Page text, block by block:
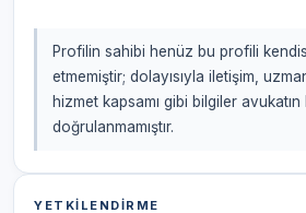
Profilin sahibi henüz bu profili
etmemiştir; dolayısıyla iletişim,
hizmet kapsamı gibi bilgiler
doğrulanmamıştır.
YETKILENDIRME